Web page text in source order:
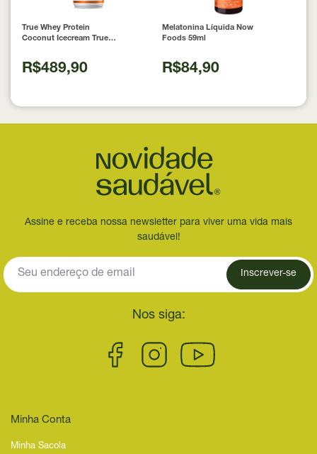
True Whey Protein
Coconut Icecream True
R$489,90
Melatonina Líquida Now
Foods 59ml
R$84,90
Assine e receba nossa newsletter para viver uma vida mais
saudável!
Inscrever-se
Nos siga:
Minha Conta
Minha Sacola